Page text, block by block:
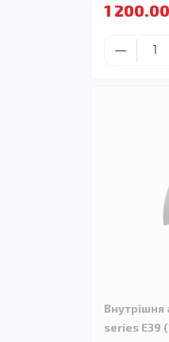
1
Внутрішня
series E39